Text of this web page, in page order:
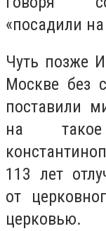
«посадили
Чуть позже
Москве без
поставили
на
113 лет
от
церковью.